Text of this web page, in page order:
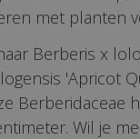
met planten
Berberis x
'Apricot
Berberidaceae
Wil je